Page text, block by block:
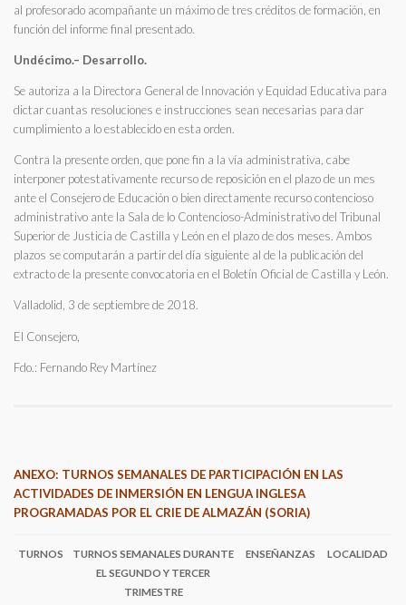
al profesorado acompañante un máximo de tres créditos de formación, en
función del informe final presentado.
Undécimo.– Desarrollo.
Se autoriza a la Directora General de Innovación y Equidad Educativa para
dictar cuantas resoluciones e instrucciones sean necesarias para dar
cumplimiento a lo establecido en esta orden.
Contra la presente orden, que pone fin a la vía administrativa, cabe
interponer potestativamente recurso de reposición en el plazo de un mes
ante el Consejero de Educación o bien directamente recurso contencioso
administrativo ante la Sala de lo Contencioso-Administrativo del Tribunal
Superior de Justicia de Castilla y León en el plazo de dos meses. Ambos
plazos se computarán a partir del día siguiente al de la publicación del
extracto de la presente convocatoria en el Boletín Oficial de Castilla y León.
Valladolid, 3 de septiembre de 2018.
El Consejero,
Fdo.: Fernando Rey Martínez
ANEXO: TURNOS SEMANALES DE PARTICIPACIÓN EN LAS
ACTIVIDADES DE INMERSIÓN EN LENGUA INGLESA
PROGRAMADAS POR EL CRIE DE ALMAZÁN (SORIA)
TURNOS
TURNOS SEMANALES DURANTE
EL SEGUNDO Y TERCER
TRIMESTRE
ENSEÑANZAS LOCALIDAD